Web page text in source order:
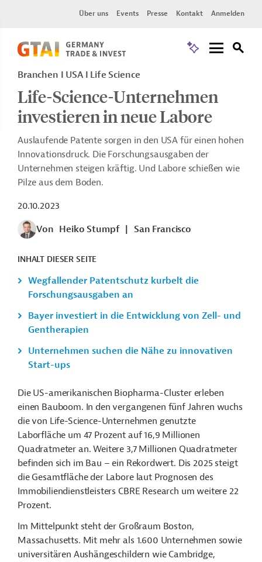
Über uns Events Presse Kontakt Anmelden
Branchen I USA I Life Science
Life-Science-Unternehmen
investieren in neue Labore
Auslaufende Patente sorgen in den USA für einen hohen
Innovationsdruck. Die Forschungsausgaben der
Unternehmen steigen kräftig. Und Labore schießen wie
Pilze aus dem Boden.
20.10.2023
Von Heiko Stumpf San Francisco
INHALT DIESER SEITE
Wegfallender Patentschutz kurbelt die
Forschungsausgaben an
Bayer investiert in die Entwicklung von Zell- und
Gentherapien
Unternehmen suchen die Nähe zu innovativen
Start-ups
Die US-amerikanischen Biopharma-Cluster erleben
einen Bauboom. In den vergangenen fünf Jahren wuchs
die von Life-Science-Unternehmen genutzte
Laborfläche um 47 Prozent auf 16,9 Millionen
Quadratmeter an. Weitere 3,7 Millionen Quadratmeter
befinden sich im Bau – ein Rekordwert. Dis 2025 steigt
die Gesamtfläche der Labore laut Prognosen des
Immobiliendienstleisters CBRE Research um weitere 22
Prozent.
Im Mittelpunkt steht der Großraum Boston,
Massachusetts. Mit mehr als 1.600 Unternehmen sowie
universitären Aushängeschildern wie Cambridge,